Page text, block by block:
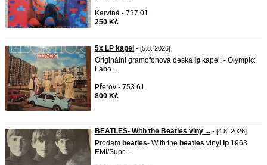
Karviná - 737 01
250 Kč
5x LP kapel - [5.8. 2026]
Originální gramofonová deska lp kapel: - Olympic:
Labo ...
Přerov - 753 61
800 Kč
BEATLES- With the Beatles viny ... - [4.8. 2026]
Prodam beatles- With the beatles vinyl lp 1963
EMI/Supr ...